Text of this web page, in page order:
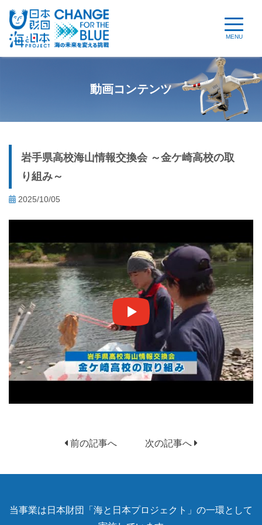
MENU
動画コンテンツ
岩手県高校海山情報交換会 ～金ケ崎高校の取
り組み～
2025/10/05
前の記事へ 次の記事へ
当事業は日本財団「海と日本プロジェクト」の一環として